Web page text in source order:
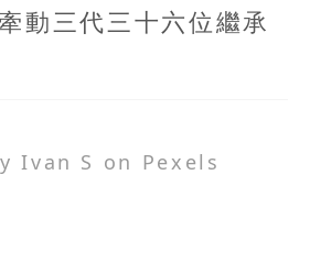
動三代三十六位繼承
Ivan S on Pexels